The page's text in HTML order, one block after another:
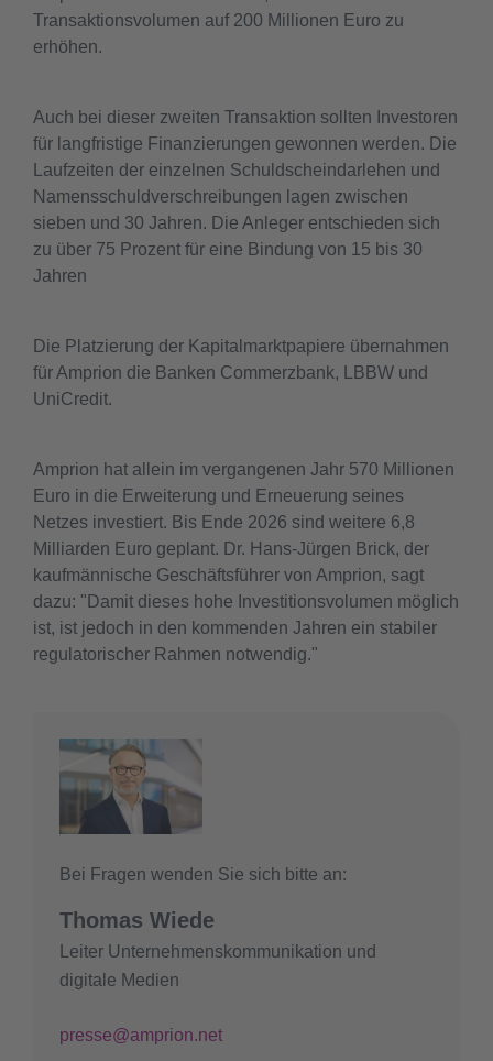
Transaktionsvolumen auf 200 Millionen Euro zu
erhöhen.
Auch bei dieser zweiten Transaktion sollten Investoren
für langfristige Finanzierungen gewonnen werden. Die
Laufzeiten der einzelnen Schuldscheindarlehen und
Namensschuldverschreibungen lagen zwischen
sieben und 30 Jahren. Die Anleger entschieden sich
zu über 75 Prozent für eine Bindung von 15 bis 30
Jahren
Die Platzierung der Kapitalmarktpapiere übernahmen
für Amprion die Banken Commerzbank, LBBW und
UniCredit.
Amprion hat allein im vergangenen Jahr 570 Millionen
Euro in die Erweiterung und Erneuerung seines
Netzes investiert. Bis Ende 2026 sind weitere 6,8
Milliarden Euro geplant. Dr. Hans-Jürgen Brick, der
kaufmännische Geschäftsführer von Amprion, sagt
dazu: "Damit dieses hohe Investitionsvolumen möglich
ist, ist jedoch in den kommenden Jahren ein stabiler
regulatorischer Rahmen notwendig."
Bei Fragen wenden Sie sich bitte an:
Thomas Wiede
Leiter Unternehmenskommunikation und
digitale Medien
presse@amprion.net